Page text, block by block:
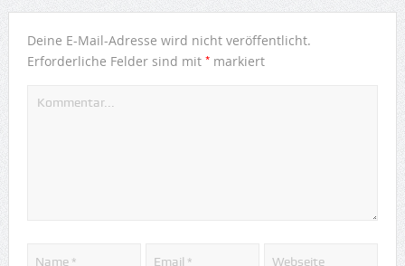
Deine E-Mail-Adresse wird nicht veröffentlicht.
Erforderliche Felder sind mit *markiert